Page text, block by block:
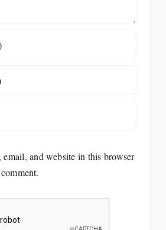
email, and website in this browser